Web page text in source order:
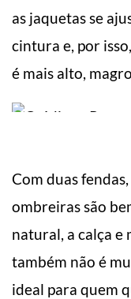
as jaquetas se
cintura e, por
é mais alto,
Com duas
ombreiras são
natural, a calça e
também não é
ideal para quem